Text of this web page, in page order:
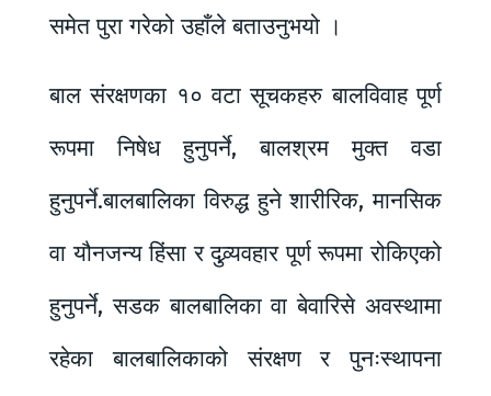
समेत पुरा गरेको उहाँले बताउनुभयो ।
बाल संरक्षणका १० वटा सूचकहरु बालविवाह पूर्ण
रूपमा निषेध हुनुपर्ने, बालश्रम मुक्त वडा
हुनुपर्ने.बालबालिका विरुद्ध हुने शारीरिक, मानसिक
वा यौनजन्य हिंसा र दुव्र्यवहार पूर्ण रूपमा रोकिएको
हुनुपर्ने, सडक बालबालिका वा बेवारिसे अवस्थामा
रहेका बालबालिकाको संरक्षण र पुनःस्थापना